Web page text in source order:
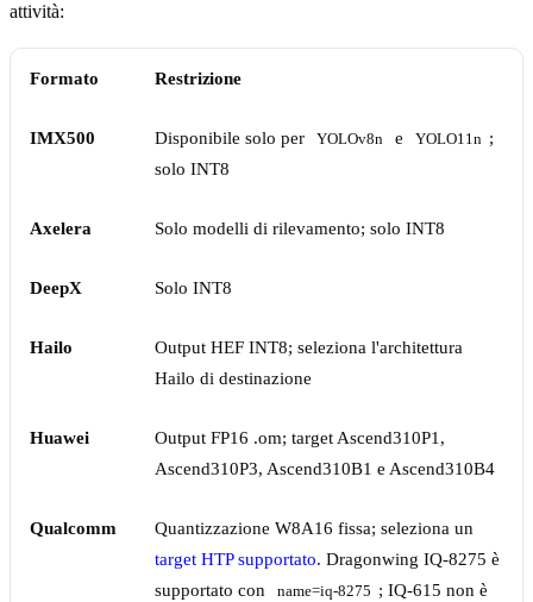
attività:
Formato Restrizione
IMX500 Disponibile solo per YOLOv8n e YOLO11n ;
solo INT8
Axelera Solo modelli di rilevamento; solo INT8
DeepX Solo INT8
Hailo
Output HEF INT8; seleziona l'architettura
Hailo di destinazione
Huawei
Output FP16 .om; target Ascend310P1,
Ascend310P3, Ascend310B1 e Ascend310B4
Qualcomm
Quantizzazione W8A16 fissa; seleziona un
target HTP supportato. Dragonwing IQ-8275 è
supportato con
name=iq-8275 ; IQ-615 non è